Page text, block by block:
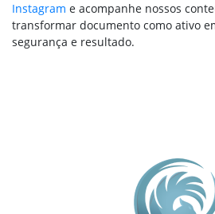
Instagram e acompanhe nossos
transformar documento como ativo
segurança e resultado.